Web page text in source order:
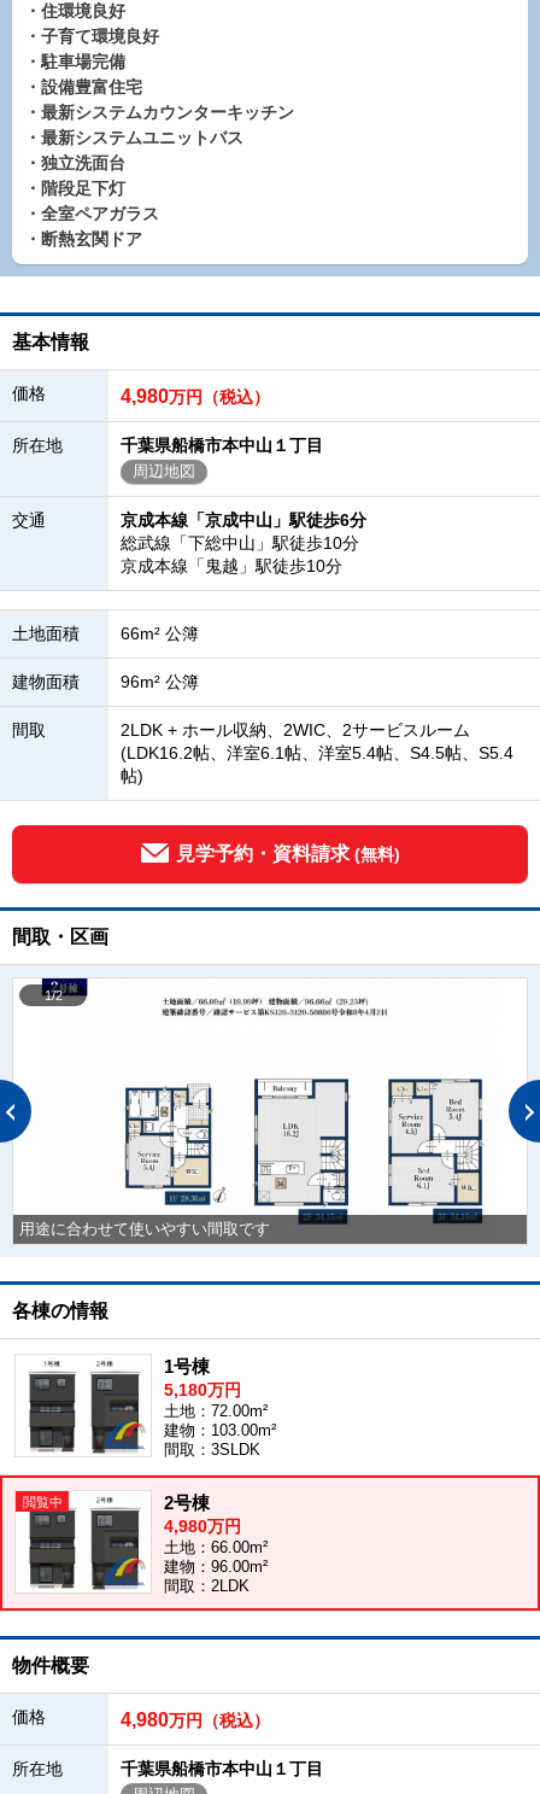
・住環境良好
・子育て環境良好
・駐車場完備
・設備豊富住宅
・最新システムカウンターキッチン
・最新システムユニットバス
・独立洗面台
・階段足下灯
・全室ペアガラス
・断熱玄関ドア
基本情報
価格 4,980万円（税込）
所在地 千葉県船橋市本中山１丁目
周辺地図
交通
京成本線「京成中山」駅徒歩6分
総武線「下総中山」駅徒歩10分
京成本線「鬼越」駅徒歩10分
土地面積 66m² 公簿
建物面積 96m² 公簿
間取
2LDK + ホール収納、2WIC、2サービスルーム
(LDK16.2帖、洋室6.1帖、洋室5.4帖、S4.5帖、S5.4
帖)
見学予約・資料請求 (無料)
間取・区画
用途に合わせて使いやすい間取です
1/2
各棟の情報
1号棟
5,180万円
土地：72.00m²
建物：103.00m²
間取：3SLDK
2号棟
4,980万円
土地：66.00m²
建物：96.00m²
間取：2LDK
物件概要
価格 4,980万円（税込）
所在地 千葉県船橋市本中山１丁目